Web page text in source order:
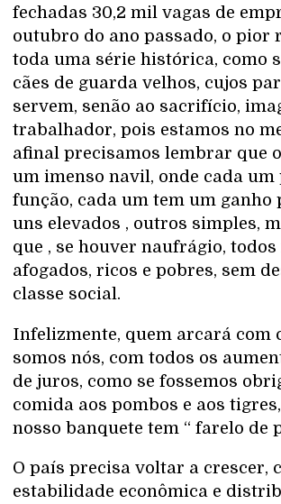
fechadas 30,2 mil vagas de
outubro do ano passado, o pior
toda uma série histórica, como
cães de guarda velhos, cujos
servem, senão ao sacrifício,
trabalhador, pois estamos no
afinal precisamos lembrar que
um imenso navil, onde cada um
função, cada um tem um ganho
uns elevados , outros simples,
que , se houver naufrágio,
afogados, ricos e pobres, sem
classe social.
Infelizmente, quem arcará com
somos nós, com todos os
de juros, como se fossemos
comida aos pombos e aos
nosso banquete tem “ farelo de
O país precisa voltar a crescer,
estabilidade econômica e